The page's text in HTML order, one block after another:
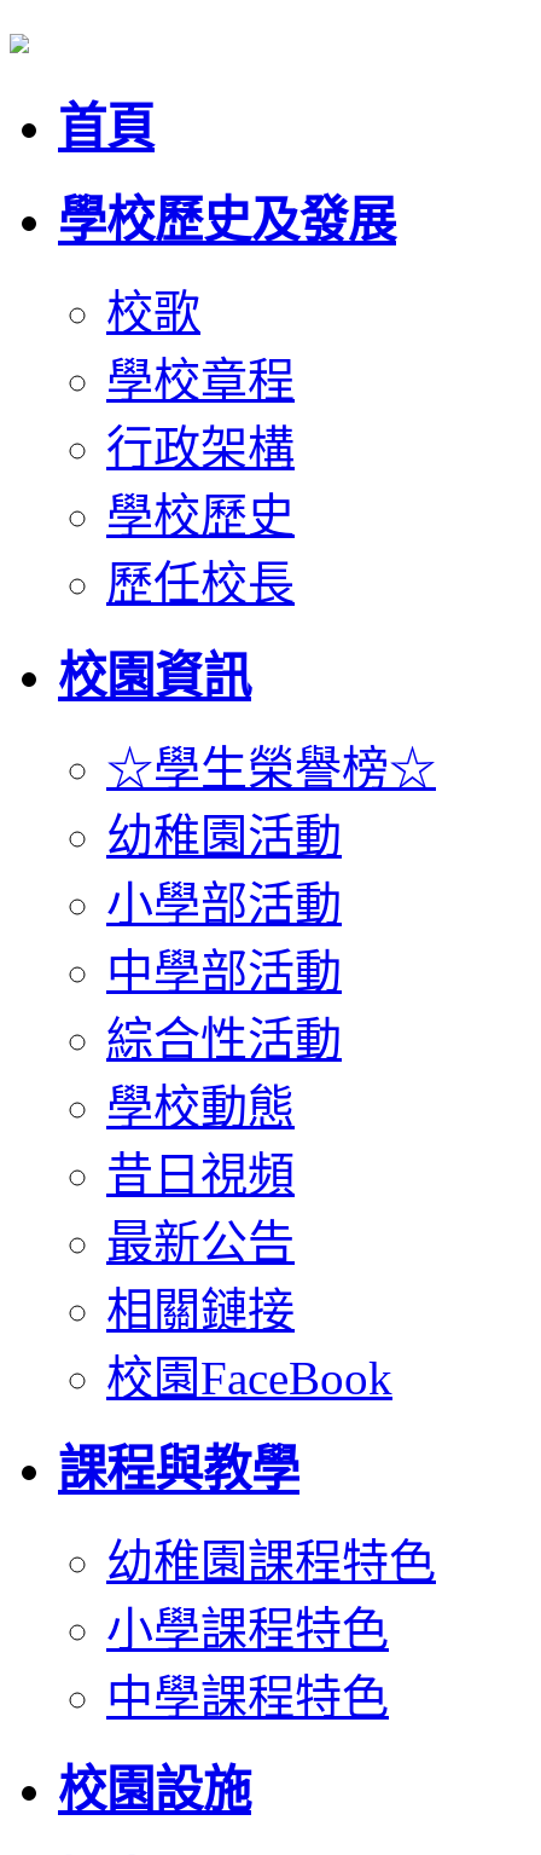
首頁
學校歷史及發展
校歌
學校章程
行政架構
學校歷史
歷任校長
校園資訊
☆學生榮譽榜☆
幼稚園活動
小學部活動
中學部活動
綜合性活動
學校動態
昔日視頻
最新公告
相關鏈接
校園FaceBook
課程與教學
幼稚園課程特色
小學課程特色
中學課程特色
校園設施